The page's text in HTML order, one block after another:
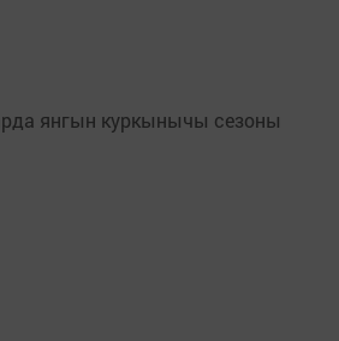
янгын куркынычы сезоны